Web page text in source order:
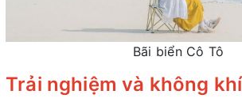
Bãi biển Cô Tô
Trải nghiệm và không khí